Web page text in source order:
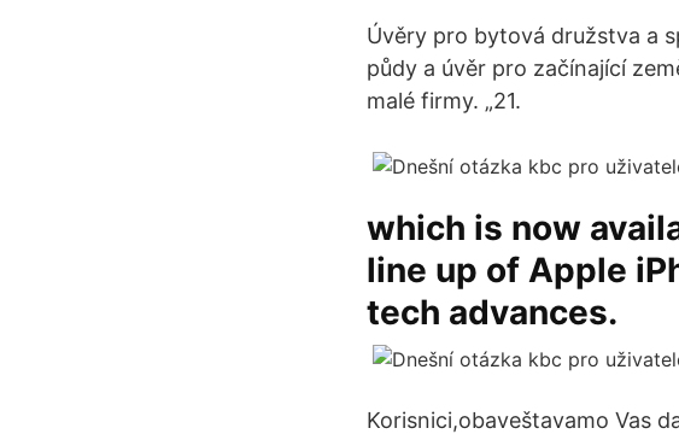
Úvěry pro bytová družstva a
půdy a úvěr pro začínající
malé firmy. „21.
which is now
line up of Apple
tech advances.
Korisnici,obaveštavamo Vas